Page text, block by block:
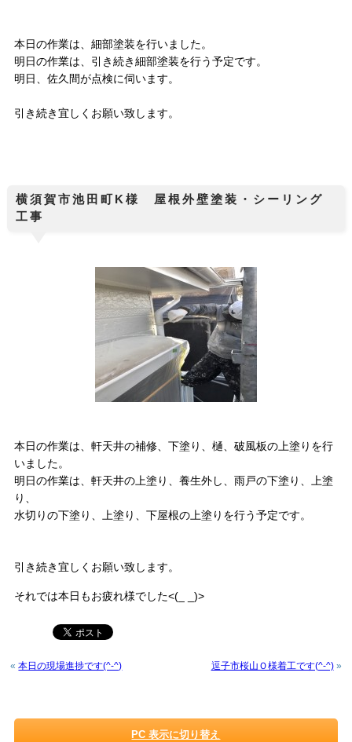
本日の作業は、細部塗装を行いました。
明日の作業は、引き続き細部塗装を行う予定です。
明日、佐久間が点検に伺います。
引き続き宜しくお願い致します。
横須賀市池田町K様 屋根外壁塗装・シーリング
工事
本日の作業は、軒天井の補修、下塗り、樋、破風板の上塗りを行
いました。
明日の作業は、軒天井の上塗り、養生外し、雨戸の下塗り、上塗
り、
水切りの下塗り、上塗り、下屋根の上塗りを行う予定です。
引き続き宜しくお願い致します。
それでは本日もお疲れ様でした<(_ _)>
«本日の現場進捗です(^-^) 逗子市桜山Ｏ様着工です(^-^)»
PC 表示に切り替え